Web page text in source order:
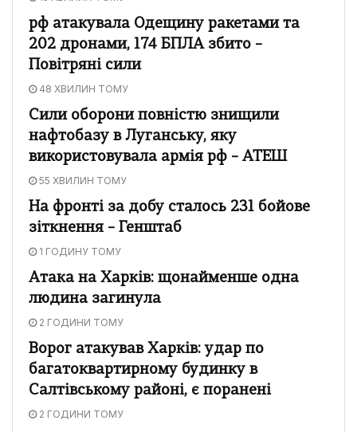
рф атакувала Одещину ракетами та
202 дронами, 174 БПЛА збито –
Повітряні сили
48 ХВИЛИН ТОМУ
Сили оборони повністю знищили
нафтобазу в Луганську, яку
використовувала армія рф – АТЕШ
55 ХВИЛИН ТОМУ
На фронті за добу сталось 231 бойове
зіткнення – Генштаб
1 ГОДИНУ ТОМУ
Атака на Харків: щонайменше одна
людина загинула
2 ГОДИНИ ТОМУ
Ворог атакував Харків: удар по
багатоквартирному будинку в
Салтівському районі, є поранені
2 ГОДИНИ ТОМУ